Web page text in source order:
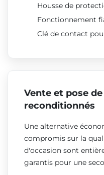
Housse de
Fonctionnement
Clé de contact
Vente et pose
reconditionnés
Une alternative
compromis sur la
d'occasion sont
garantis pour une